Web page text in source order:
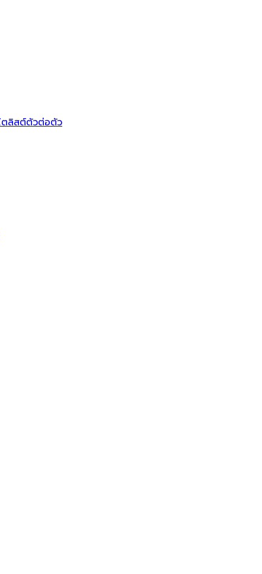
ตลิสต์ตัวต่อตัว